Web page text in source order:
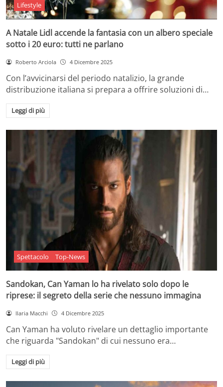
Lifestyle
A Natale Lidl accende la fantasia con un albero speciale
sotto i 20 euro: tutti ne parlano
Roberto Arciola 4 Dicembre 2025
Con l’avvicinarsi del periodo natalizio, la grande
distribuzione italiana si prepara a offrire soluzioni di…
Leggi di più
Spettacolo Top-News
Sandokan, Can Yaman lo ha rivelato solo dopo le
riprese: il segreto della serie che nessuno immagina
Ilaria Macchi 4 Dicembre 2025
Can Yaman ha voluto rivelare un dettaglio importante
che riguarda "Sandokan" di cui nessuno era…
Leggi di più